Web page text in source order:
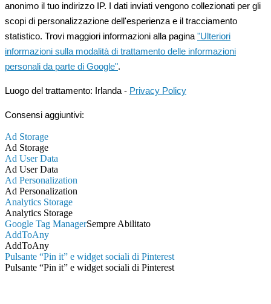
anonimo il tuo indirizzo IP. I dati inviati vengono collezionati per gli
scopi di personalizzazione dell'esperienza e il tracciamento
statistico. Trovi maggiori informazioni alla pagina"Ulteriori
informazioni sulla modalità di trattamento delle informazioni
personali da parte di Google".
Luogo del trattamento: Irlanda - Privacy Policy
Consensi aggiuntivi:
Ad Storage
Ad Storage
Ad User Data
Ad User Data
Ad Personalization
Ad Personalization
Analytics Storage
Analytics Storage
Google Tag ManagerSempre Abilitato
AddToAny
AddToAny
Pulsante “Pin it” e widget sociali di Pinterest
Pulsante “Pin it” e widget sociali di Pinterest